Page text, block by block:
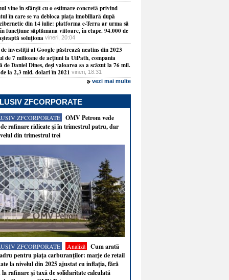
vine în sfârşit cu o estimare concretă privind
în care se va debloca piaţa imobiliară după
din 14 iulie: platforma e-Terra ar urma să
funcţiune săptămâna viitoare, în etape. 94.000 de
soluţiona vineri, 20:04
investiţii al Google păstrează neatins din 2023
de 7 milioane de acţiuni la UiPath, compania
de Daniel Dines, deşi valoarea sa a scăzut la 76 mil.
la 2,3 mld. dolari în 2021 vineri, 18:31
vezi mai multe
ZFCORPORATE
ZFCORPORATE
OMV Petrom vede
rafinare ridicate şi în trimestrul patru, dar
din trimestrul trei
ZFCORPORATE Analiză
Cum arată
pentru piaţa carburanţilor: marje de retail
la nivelul din 2025 ajustat cu inflaţia, fără
rafinare şi taxă de solidaritate calculată